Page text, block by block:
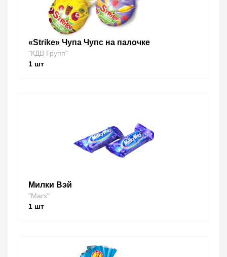
«Strike» Чупа Чупс на палочке
"КДВ Групп"
1 шт
Милки Вэй
"Mars"
1 шт